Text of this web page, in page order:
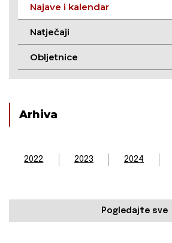
Najave i kalendar
Natječaji
Obljetnice
Arhiva
2024
2023
2022
Pogledajte sve